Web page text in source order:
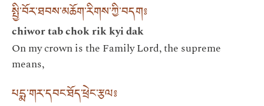
སྤྱི་བོར་ཐབས་མཆོག་རིགས་ཀྱི་བདག༔
chiwor tab chok rik kyi dak
On my crown is the Family Lord, the supreme
means,
པདྨ་གར་དབང་ཐོད་ཕྲེང་རྩལ༔